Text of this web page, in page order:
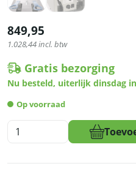
849,95
1.028,44incl. btw
Gratis bezorging
Nu besteld, uiterlijk dinsdag
Op voorraad
HCB
Friteuse